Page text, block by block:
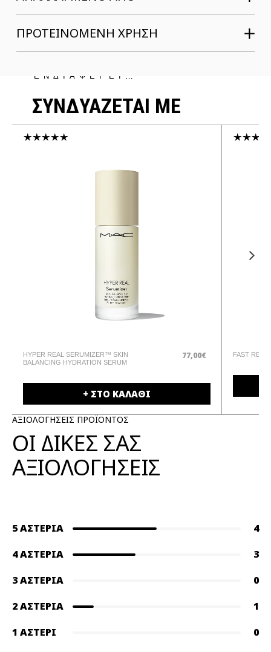
ΠΡΟΤΕΙΝΟΜΕΝΗ ΧΡΗΣΗ
ΕΝΔΙΑΦΕΡΕΙ…
ΣΥΝΔΥΑΖΕΤΑΙ ΜΕ
HYPER REAL SERUMIZER™ SKIN
BALANCING HYDRATION SERUM
77,00€
+ ΣΤΟ ΚΑΛΑΘΙ
FAST
ΑΞΙΟΛΟΓΗΣΕΙΣ ΠΡΟΪΟΝΤΟΣ
ΟΙ ΔΙΚΕΣ ΣΑΣ
ΑΞΙΟΛΟΓΗΣΕΙΣ
5 ΑΣΤΈΡΙΑ
4
4 ΑΣΤΈΡΙΑ
3
3 ΑΣΤΈΡΙΑ
0
2 ΑΣΤΈΡΙΑ
1
1 ΑΣΤΈΡΙ
0